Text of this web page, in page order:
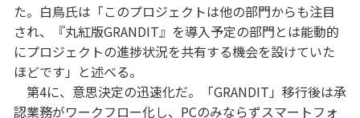
た。白鳥氏は「このプロジェクトは他の部門からも注目
され、『丸紅版GRANDIT』を導入予定の部門とは能動的
にプロジェクトの進捗状況を共有する機会を設けていた
ほどです」と述べる。
第4に、意思決定の迅速化だ。「GRANDIT」移行後は承
認業務がワークフロー化し、PCのみならずスマートフォ